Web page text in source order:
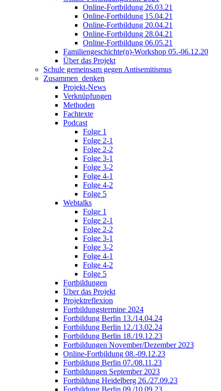
Online-Fortbildung 26.03.21
Online-Fortbildung 15.04.21
Online-Fortbildung 20.04.21
Online-Fortbildung 28.04.21
Online-Fortbildung 06.05.21
Familiengeschichte(n)-Workshop 05.-06.12.20
Über das Projekt
Schule gemeinsam gegen Antisemitismus
Zusammen_denken
Projekt-News
Verknüpfungen
Methoden
Fachtexte
Podcast
Folge 1
Folge 2-1
Folge 2-2
Folge 3-1
Folge 3-2
Folge 4-1
Folge 4-2
Folge 5
Webtalks
Folge 1
Folge 2-1
Folge 2-2
Folge 3-1
Folge 3-2
Folge 4-1
Folge 4-2
Folge 5
Fortbildungen
Über das Projekt
Projektreflexion
Fortbildungstermine 2024
Fortbildung Berlin 13./14.04.24
Fortbildung Berlin 12./13.02.24
Fortbildung Berlin 18./19.12.23
Fortbildungen November/Dezember 2023
Online-Fortbildung 08.-09.12.23
Fortbildung Berlin 07./08.11.23
Fortbildungen September 2023
Fortbildung Heidelberg 26./27.09.23
Fortbildung Berlin 09./10.09.23